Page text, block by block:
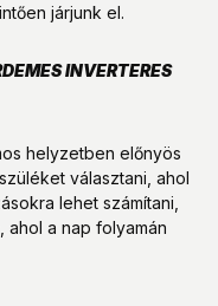
járjunk el.
INVERTERES
helyzetben előnyös
választani, ahol
lehet számítani,
a nap folyamán